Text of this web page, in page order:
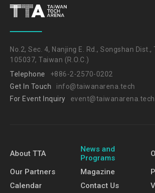
No.2, Sec. 4, Nanjing E. Rd., Songshan Dist.,
105037, Taiwan (R.O.C.)
Telephone
+886-2-2570-0202
Get In Touch
info@taiwanarena.tech
For Event Inquiry
event@taiwanarena.tech
About TTA
News and
Programs
Our Partners Magazine
Calendar
Contact Us